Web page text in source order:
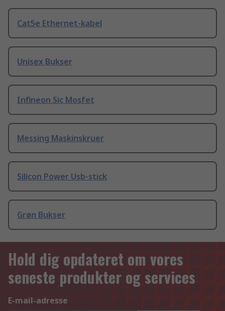
Cat5e Ethernet-kabel
Unisex Bukser
Infineon Sic Mosfet
Messing Maskinskruer
Silicon Power Usb-stick
Grøn Bukser
Hold dig opdateret om vores
seneste produkter og services
E-mail-adresse